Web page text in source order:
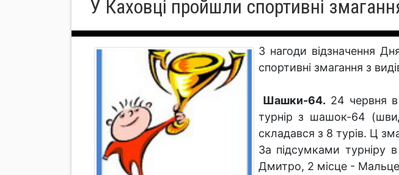
У Каховці пройшли спортивні
З нагоди відзначення
спортивні змагання з
Шашки-64. 24 червня
турнір з шашок-64
складався з 8 турів. Ц
За підсумками турніру
Дмитро, 2 місце -